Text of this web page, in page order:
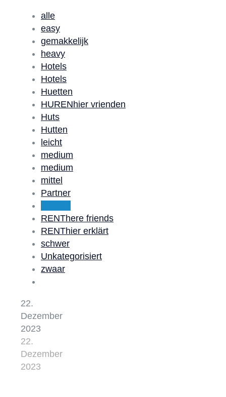
alle
easy
gemakkelijk
heavy
Hotels
Hotels
Huetten
HURENhier vrienden
Huts
Hutten
leicht
medium
medium
mittel
Partner
RENThere friends
RENThier erklärt
schwer
Unkategorisiert
zwaar
22.
Dezember
2023
22.
Dezember
2023